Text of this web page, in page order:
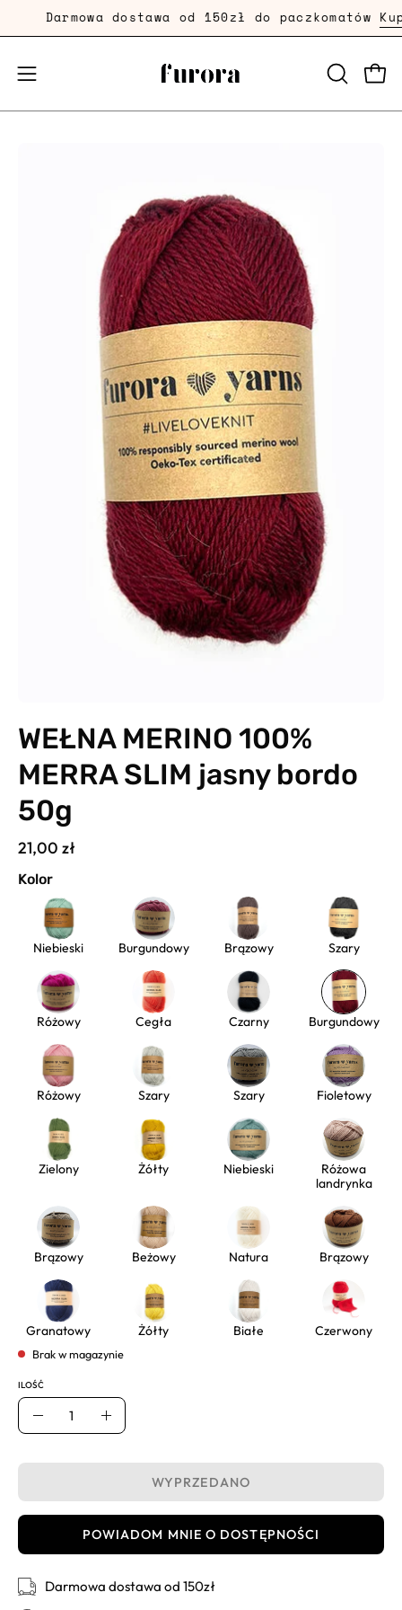
Przejdź
dalej
Darmowa dostawa od 150zł do paczkomatówKup
Przełącznik
menu
OTWÓRZ
WEŁNA MERINO 100%
MERRA SLIM jasny bordo
50g
21,00 zł
Kolor
Niebieski Burgundowy Brązowy Szary
Różowy Cegła Czarny Burgundowy
Różowy Szary Szary Fioletowy
Zielony Żółty Niebieski
Różowa
landrynka
Brązowy Beżowy Natura Brązowy
Granatowy Żółty Białe Czerwony
Brak w magazynie
ILOŚĆ
Ilość
Dodaj
WYPRZEDANO
POWIADOM MNIE O DOSTĘPNOŚCI
Darmowa dostawa od 150zł